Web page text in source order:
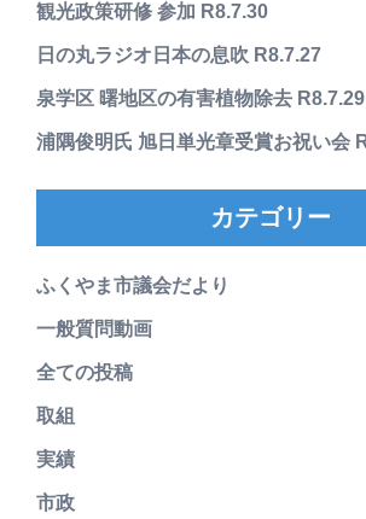
観光政策研修 参加 R8.7.30
日の丸ラジオ日本の息吹 R8.7.27
泉学区 曙地区の有害植物除去 R8.7.29
浦隅俊明氏 旭日単光章受賞お祝い会
カテゴリー
ふくやま市議会だより
一般質問動画
全ての投稿
取組
実績
市政